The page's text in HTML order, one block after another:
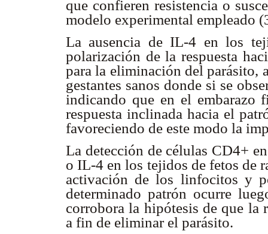
que confieren resistencia o
modelo experimental empleado
La ausencia de IL-4 en los
polarización de la respuesta
para la eliminación del parásito,
gestantes sanos donde si se
indicando que en el embarazo
respuesta inclinada hacia el
favoreciendo de este modo la
La detección de células CD4+
o IL-4 en los tejidos de fetos de
activación de los linfocitos y
determinado patrón ocurre
corrobora la hipótesis de que la
a fin de eliminar el parásito.